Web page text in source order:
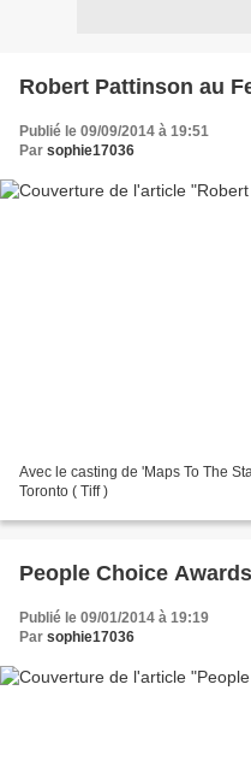
Robert Pattinson au
Publié le 09/09/2014 à 19:51
Par sophie17036
Avec le casting de 'Maps To The
Toronto ( Tiff )
People Choice
Publié le 09/01/2014 à 19:19
Par sophie17036